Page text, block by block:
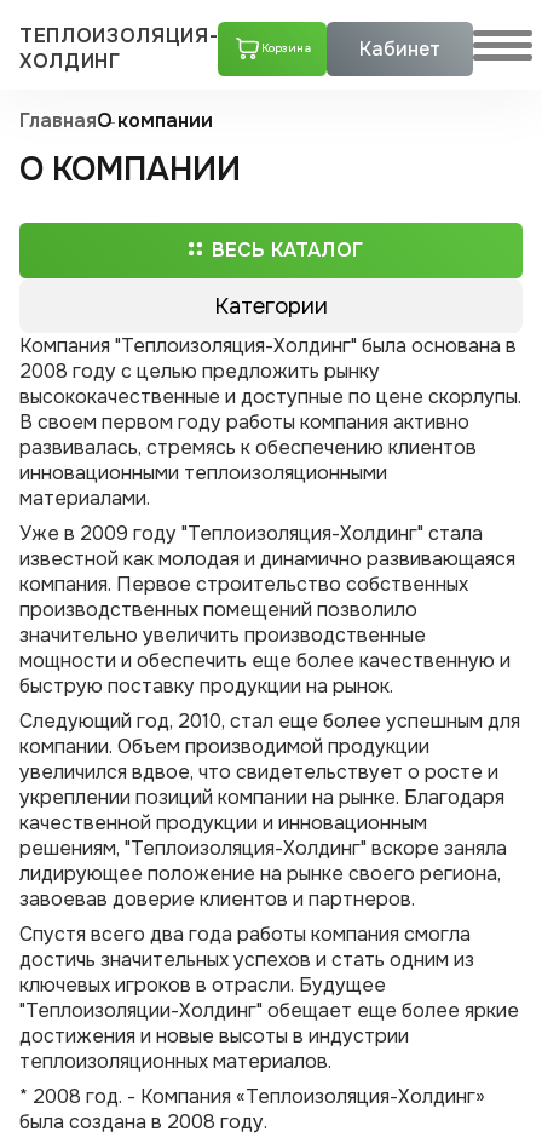
ТЕПЛОИЗОЛЯЦИЯ-
ХОЛДИНГ
Корзина Кабинет
ГлавнаяО компании
О КОМПАНИИ
ВЕСЬ КАТАЛОГ
Категории
Трубы ППУ
Скорлупы ППУ
Тройники стальные с шаровым краном воздушника ППУ
Тройники стальные ППУ
Отводы стальные ППУ
Компания "Теплоизоляция-Холдинг" была основана в
2008 году с целью предложить рынку
высококачественные и доступные по цене скорлупы.
В своем первом году работы компания активно
развивалась, стремясь к обеспечению клиентов
инновационными теплоизоляционными
материалами.
Уже в 2009 году "Теплоизоляция-Холдинг" стала
известной как молодая и динамично развивающаяся
компания. Первое строительство собственных
производственных помещений позволило
значительно увеличить производственные
мощности и обеспечить еще более качественную и
быструю поставку продукции на рынок.
Следующий год, 2010, стал еще более успешным для
компании. Объем производимой продукции
увеличился вдвое, что свидетельствует о росте и
укреплении позиций компании на рынке. Благодаря
качественной продукции и инновационным
решениям, "Теплоизоляция-Холдинг" вскоре заняла
лидирующее положение на рынке своего региона,
завоевав доверие клиентов и партнеров.
Спустя всего два года работы компания смогла
достичь значительных успехов и стать одним из
ключевых игроков в отрасли. Будущее
"Теплоизоляции-Холдинг" обещает еще более яркие
достижения и новые высоты в индустрии
теплоизоляционных материалов.
* 2008 год. - Компания «Теплоизоляция-Холдинг»
была создана в 2008 году.